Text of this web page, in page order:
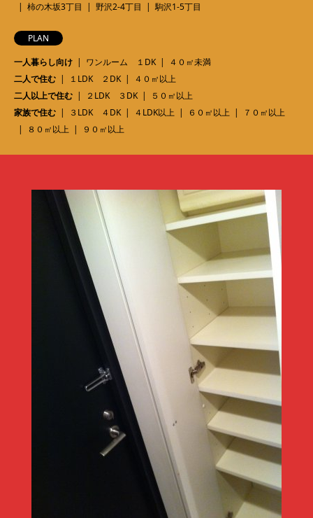
柿の木坂3丁目
野沢2-4丁目 駒沢1-5丁目
PLAN
一人暮らし向け
ワンルーム １DK
４０㎡未満
二人で住む
１LDK ２DK
４０㎡以上
二人以上で住む
２LDK ３DK
５０㎡以上
家族で住む
３LDK ４DK ４LDK以上 ６０㎡以上
７０㎡以上
８０㎡以上
９０㎡以上